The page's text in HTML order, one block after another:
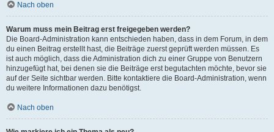
Nach oben
Warum muss mein Beitrag erst freigegeben werden?
Die Board-Administration kann entschieden haben, dass in dem Forum, in dem
du einen Beitrag erstellt hast, die Beiträge zuerst geprüft werden müssen. Es
ist auch möglich, dass die Administration dich zu einer Gruppe von Benutzern
hinzugefügt hat, bei denen sie die Beiträge erst begutachten möchte, bevor sie
auf der Seite sichtbar werden. Bitte kontaktiere die Board-Administration, wenn
du weitere Informationen dazu benötigst.
Nach oben